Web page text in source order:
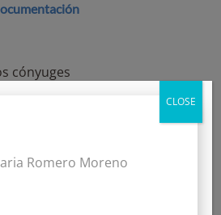
cónyuges
de los hijos mayores, si
CLOSE